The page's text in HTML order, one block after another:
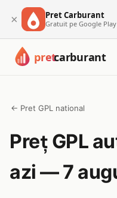
× Pret Carburant
Gratuit pe Google Play
← Pret GPL national
Preț GPL
azi — 7